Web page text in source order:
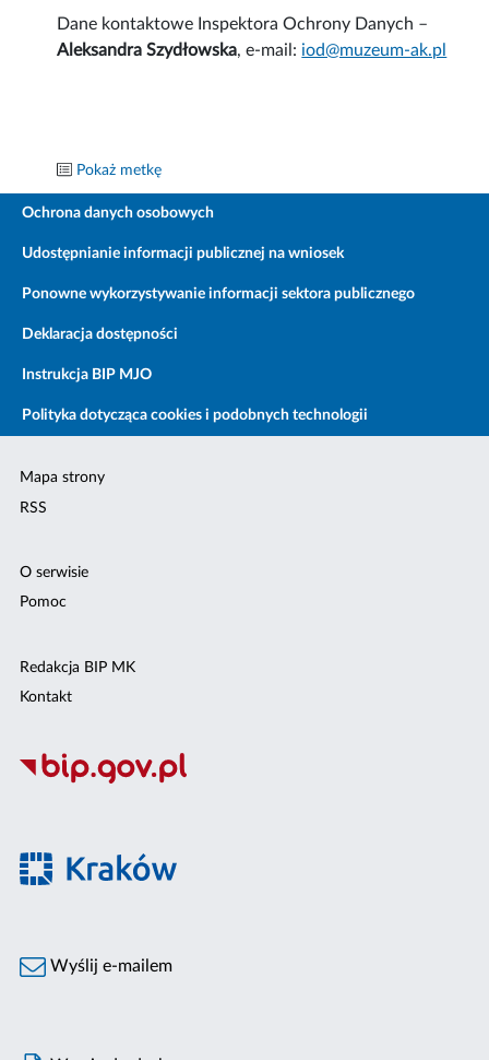
Dane kontaktowe Inspektora Ochrony Danych –
Aleksandra Szydłowska, e-mail: iod@muzeum-ak.pl
Pokaż metkę
Ochrona danych osobowych
Udostępnianie informacji publicznej na wniosek
Ponowne wykorzystywanie informacji sektora publicznego
Deklaracja dostępności
Instrukcja BIP MJO
Polityka dotycząca cookies i podobnych technologii
Mapa strony
RSS
O serwisie
Pomoc
Redakcja BIP MK
Kontakt
Wyślij e-mailem